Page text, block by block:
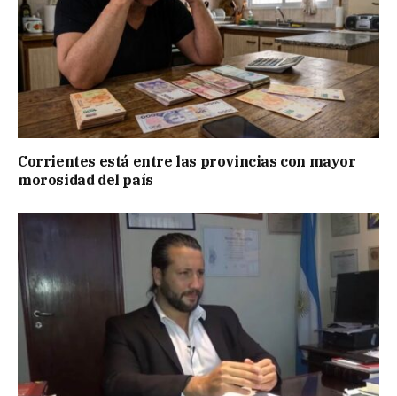
Corrientes está entre las provincias con mayor
morosidad del país